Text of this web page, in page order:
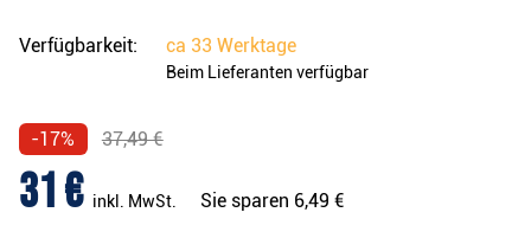
Verfügbarkeit: ca 33 Werktage
Beim Lieferanten verfügbar
-17% 37,49 €
31 € inkl. MwSt. Sie sparen 6,49 €